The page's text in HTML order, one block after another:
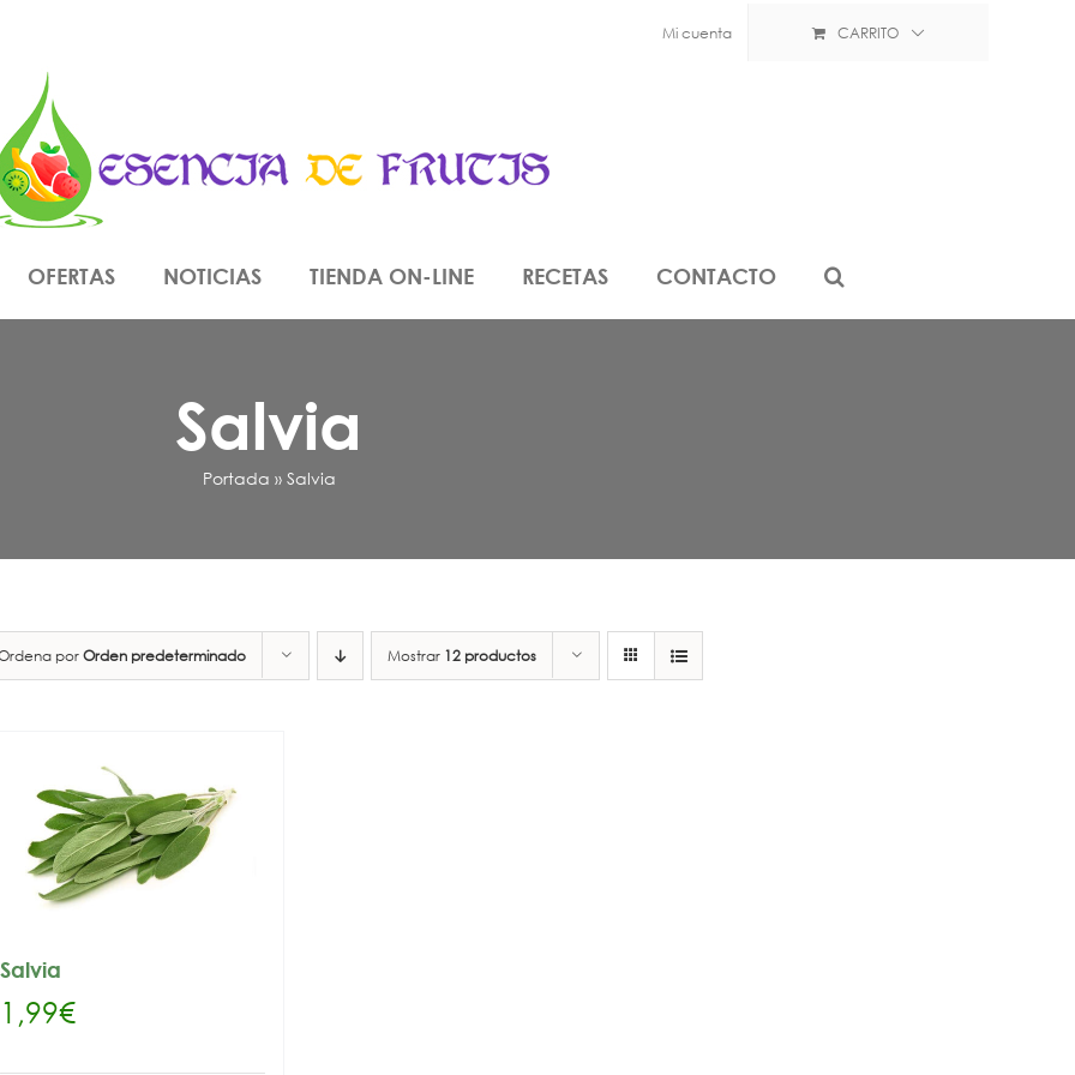
Mi cuenta CARRITO
OFERTAS NOTICIAS TIENDA ON-LINE RECETAS CONTACTO
Salvia
Portada » Salvia
porOrden predeterminado Mostrar 12 productos
Salvia
1,99€